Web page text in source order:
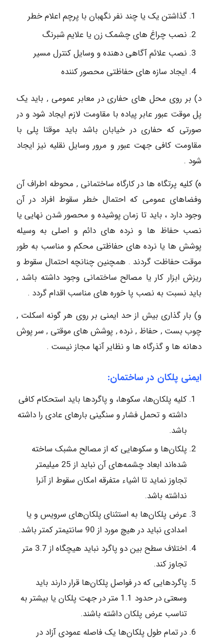
گذاشتن یک یا چند نفر نگهبان با پرچم اعلام خطر
نصب چراغ های چشمک زن یا علایم شبرنگ
نصب علائم آگاهی دهنده و وسایل کنترل مسیر
ایجاد سازه های حفاظتی محصور کننده
د) بر روی محل های حفاری در معابر عمومی , باید یک
پل موقت عبور عابر پیاده با مقاومت لازم ایجاد شود و در
صورتی که حفاری در خیابان باشد باید موقتا پلی با
مقاومت کافی جهت عبور و مرور وسایل نقلیه نیز ایجاد
شود .
ه) کلیه پرتگاه ها در کارگاه ساختمانی , محوطه اطراف آن
وفضاهای عمومی که احتمال خطر سقوط افراد در آن
وجود دارد ، باید تا زمان پوشیده و محصور شدن نهایی یا
نصب حفاظ ها و نرده های دائم و اصلی به وسیله
پوشش ها یا نرده های حفاظتی محکم و مناسب به طور
موقت حفاظت گردند . همچنین چنانچه احتمال سقوط و
ریزش ابزار کار یا مصالح ساختمانی وجود داشته باشد ,
باید نسبت به نصب پا خوره های مناسب اقدام گردد .
و) بار گذاری بیش از حد ایمنی بر روی هر گونه اسکلت ,
چوب بست , حفاظ , نرده , پوشش های موقتی , سر پوش
دهانه ها و گذرگاه ها و نظایر آنها مجاز نیست .
ایمنی پلکان در ساختمان:
کلیه‌ پلکان‌ها، سکوها، و پاگردها باید استحکام‌ کافی‌
داشته‌ و تحمل‌ فشار و سنگینی‌ بارهای‌ عادی‌ را داشته‌
باشد.
پلکان‌ها و سکوهایی‌ که‌ از مصالح‌ مشبک‌ ساخته‌
شده‌اند ابعاد چشمه‌های‌ آن‌ نباید از 25 میلیمتر
تجاوز نماید تا اشیاء متفرقه‌ امکان‌ سقوط‌ از آنرا
نداشته‌ باشد.
عرض‌ پلکان‌ها به‌ استثنای‌ پلکان‌های‌ سرویس‌ و یا
امدادی‌ نباید در هیچ‌ مورد از 90 سانتیمتر کمتر باشد.
اختلاف‌ سطح‌ بین‌ دو پاگرد نباید هیچگاه‌ از 3.7 متر
تجاوز کند.
پاگردهایی‌ که‌ در فواصل‌ پلکان‌ها قرار دارند باید
وسعتی‌ در حدود 1.1 متر در جهت‌ پلکان‌ یا بیشتر به‌
تناسب‌ عرض‌ پلکان‌ داشته‌ باشند.
در تمام‌ طول‌ پلکان‌ها یک‌ فاصله‌ عمودی‌ آزاد در